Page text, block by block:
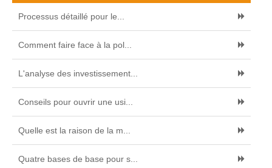
Processus détaillé pour le...
Comment faire face à la pol...
L'analyse des investissement...
Conseils pour ouvrir une usi...
Quelle est la raison de la m...
Quatre bases de base pour s...